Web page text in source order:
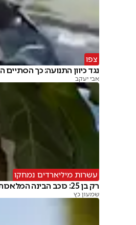
צפו
נגד כיוון התנועה: כך
אבי יעקב
עשרות מיליארדים נמחקו
רק בן 25: כוכב הבינה המלאכותית התרסק בתוך ימים
שמעון כץ